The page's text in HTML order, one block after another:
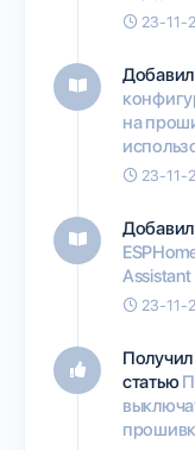
23-11-
Добавил
на
23-11-
Добавил
Assistant
23-11-
Получил
статью